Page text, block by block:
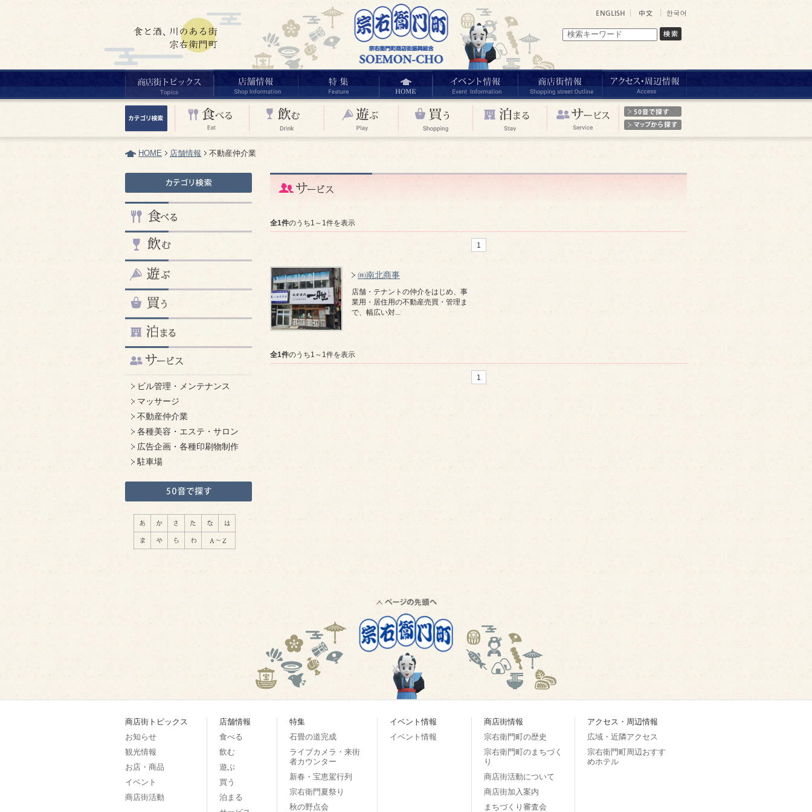
HOME 店舗情報 不動産仲介業
ビル管理・メンテナンス
マッサージ
不動産仲介業
各種美容・エステ・サロン
広告企画・各種印刷物制作
駐車場
全1件のうち1～1件を表示
1
㈱南北商事
店舗・テナントの仲介をはじめ、事
業用・居住用の不動産売買・管理ま
で、幅広い対...
全1件のうち1～1件を表示
1
商店街トピックス
お知らせ
観光情報
お店・商品
イベント
商店街活動
店舗情報
食べる
飲む
遊ぶ
買う
泊まる
特集
石畳の道完成
ライブカメラ・来街
者カウンター
新春・宝恵駕行列
宗右衛門夏祭り
秋の野点会
イベント情報
イベント情報
商店街情報
宗右衛門町の歴史
宗右衛門町のまちづく
り
商店街活動について
商店街加入案内
まちづくり審査会
アクセス・周辺情報
広域・近隣アクセス
宗右衛門町周辺おすす
めホテル